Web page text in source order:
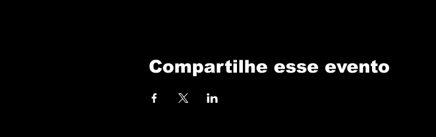
Compartilhe esse evento